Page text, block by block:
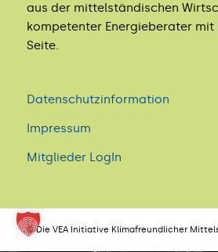
aus der mittelständischen
kompetenter Energieberater mit
Seite.
Datenschutzinformation
Impressum
Mitglieder LogIn
© Die VEA Initiative Klimafreundlicher